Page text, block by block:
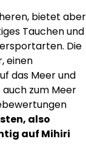
bietet aber
Tauchen und
Die
einen
das Meer und
zum Meer
also
auf Mihiri